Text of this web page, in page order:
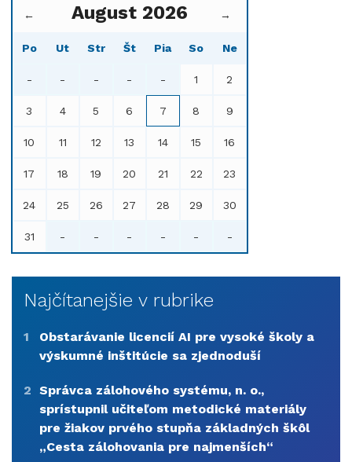
← August 2026 →
Po Ut Str Št Pia So Ne
- - - - - 1 2
3 4 5 6 7 8 9
10 11 12 13 14 15 16
17 18 19 20 21 22 23
24 25 26 27 28 29 30
31 - - - - - -
Najčítanejšie v rubrike
1
Obstarávanie licencií AI pre vysoké školy a
výskumné inštitúcie sa zjednoduší
2 Správca zálohového systému, n. o.,
sprístupnil učiteľom metodické materiály
pre žiakov prvého stupňa základných škôl
„Cesta zálohovania pre najmenších“